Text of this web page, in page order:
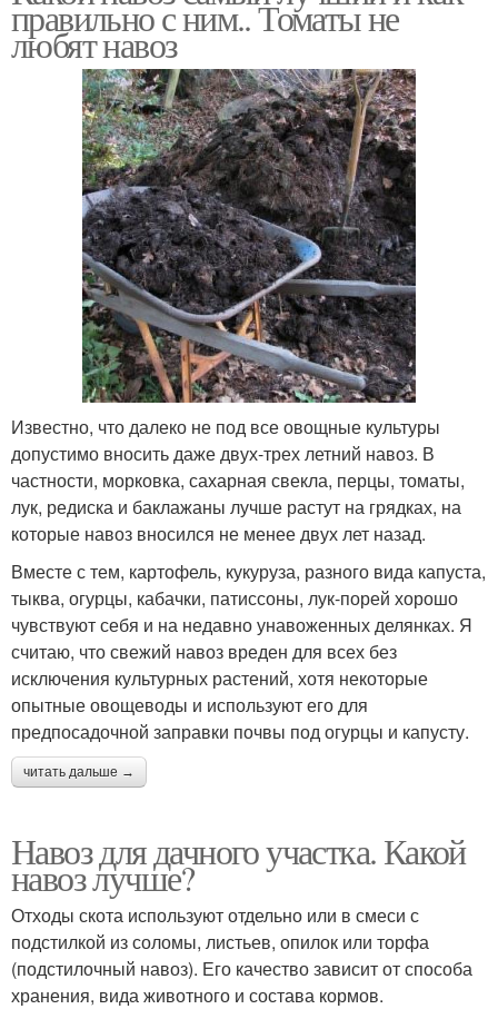
правильно с ним.. Томаты не
любят навоз
Известно, что далеко не под все овощные культуры
допустимо вносить даже двух-трех летний навоз. В
частности, морковка, сахарная свекла, перцы, томаты,
лук, редиска и баклажаны лучше растут на грядках, на
которые навоз вносился не менее двух лет назад.
Вместе с тем, картофель, кукуруза, разного вида капуста,
тыква, огурцы, кабачки, патиссоны, лук-порей хорошо
чувствуют себя и на недавно унавоженных делянках. Я
считаю, что свежий навоз вреден для всех без
исключения культурных растений, хотя некоторые
опытные овощеводы и используют его для
предпосадочной заправки почвы под огурцы и капусту.
читать дальше →
Навоз для дачного участка. Какой
навоз лучше?
Отходы скота используют отдельно или в смеси с
подстилкой из соломы, листьев, опилок или торфа
(подстилочный навоз). Его качество зависит от способа
хранения, вида животного и состава кормов.